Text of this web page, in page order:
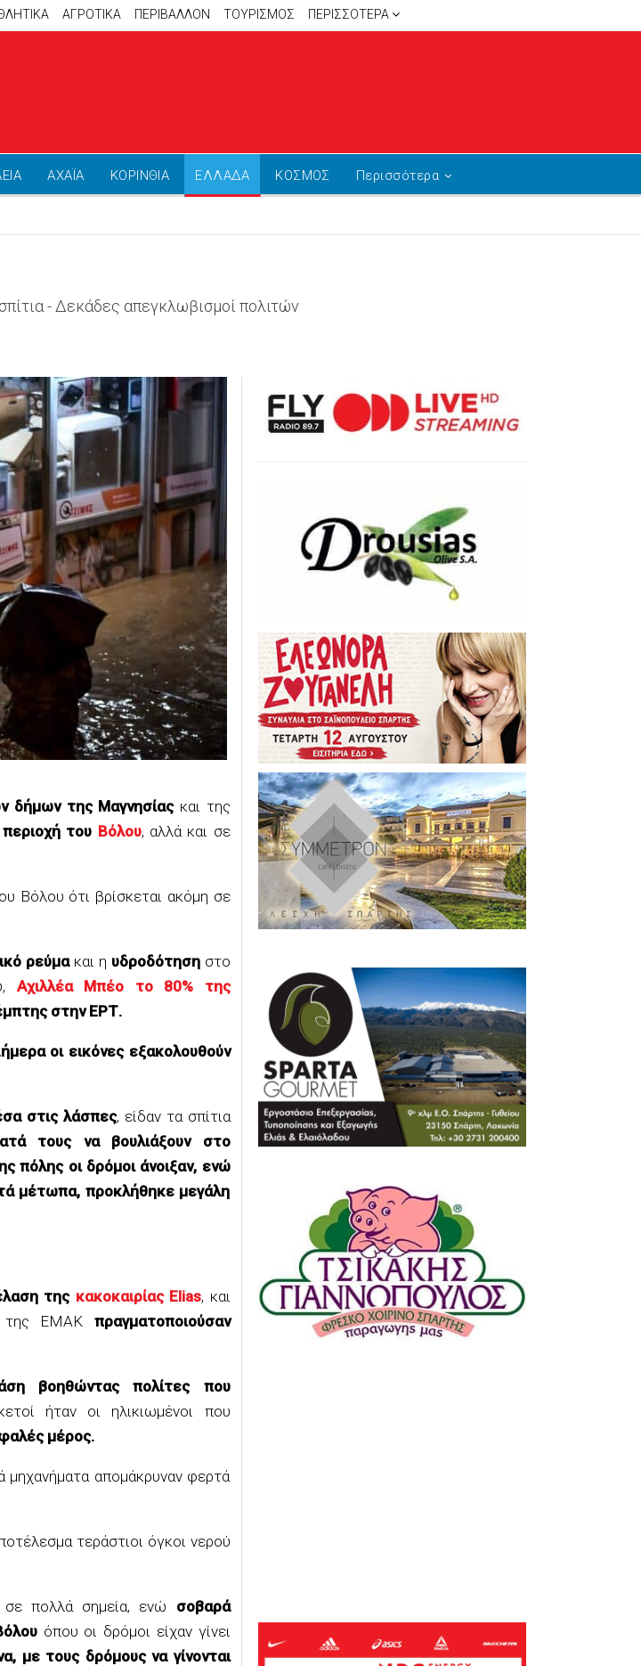
ΑΓΡΟΤΙΚΑ ΠΕΡΙΒΑΛΛΟΝ ΤΟΥΡΙΣΜΟΣ ΠΕΡΙΣΣΌΤΕΡΑ
ΑΧΑΪΑ ΚΟΡΙΝΘΙΑ ΕΛΛΑΔΑ ΚΟΣΜΟΣ Περισσότερα
- Δεκάδες απεγκλωβισμοί πολιτών
δήμων της Μαγνησίαςκαι της
του Βόλου, αλλά και σε
Βόλου ότι βρίσκεται ακόμη σε
ρεύμακαι η υδροδότησηστο
Αχιλλέα Μπέο το 80% της
στην ΕΡΤ.
οι εικόνες εξακολουθούν
στις λάσπες, είδαν τα σπίτια
τους να βουλιάξουν στο
πόλης οι δρόμοι άνοιξαν, ενώ
μέτωπα, προκλήθηκε μεγάλη
τηςκακοκαιρίας Elias, και
της ΕΜΑΚ πραγματοποιούσαν
βοηθώντας πολίτες που
ήταν οι ηλικιωμένοι που
μέρος.
μηχανήματα απομάκρυναν φερτά
τεράστιοι όγκοι νερού
πολλά σημεία, ενώ σοβαρά
όπου οι δρόμοι είχαν γίνει
με τους δρόμους να γίνονται